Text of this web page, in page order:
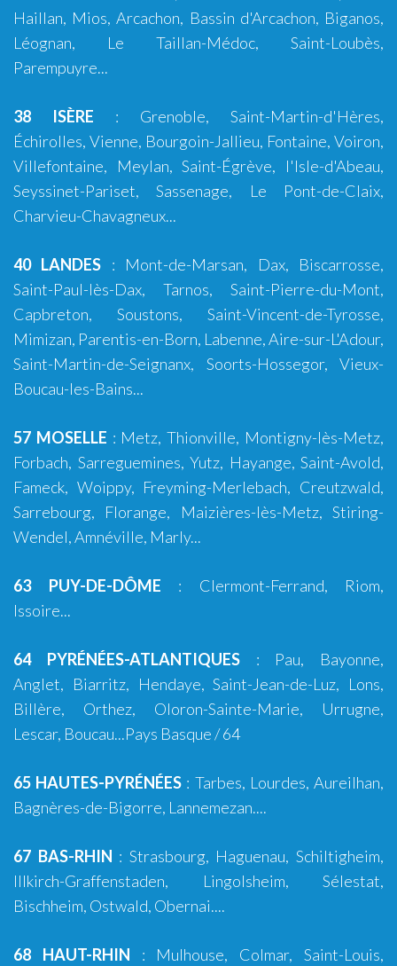
Haillan, Mios,Arcachon, Bassin d'Arcachon, Biganos,
Léognan, Le Taillan-Médoc, Saint-Loubès,
Parempuyre...
38 ISÈRE : Grenoble, Saint-Martin-d'Hères,
Échirolles, Vienne, Bourgoin-Jallieu, Fontaine, Voiron,
Villefontaine, Meylan, Saint-Égrève, l'Isle-d'Abeau,
Seyssinet-Pariset, Sassenage, Le Pont-de-Claix,
Charvieu-Chavagneux...
40 LANDES : Mont-de-Marsan, Dax, Biscarrosse,
Saint-Paul-lès-Dax, Tarnos, Saint-Pierre-du-Mont,
Capbreton, Soustons, Saint-Vincent-de-Tyrosse,
Mimizan, Parentis-en-Born, Labenne,Aire-sur-L'Adour,
Saint-Martin-de-Seignanx, Soorts-Hossegor, Vieux-
Boucau-les-Bains...
57 MOSELLE : Metz,Thionville, Montigny-lès-Metz,
Forbach, Sarreguemines, Yutz, Hayange, Saint-Avold,
Fameck, Woippy, Freyming-Merlebach, Creutzwald,
Sarrebourg, Florange, Maizières-lès-Metz, Stiring-
Wendel, Amnéville, Marly...
63 PUY-DE-DÔME : Clermont-Ferrand, Riom,
Issoire...
64 PYRÉNÉES-ATLANTIQUES: Pau, Bayonne,
Anglet, Biarritz, Hendaye,Saint-Jean-de-Luz, Lons,
Billère, Orthez, Oloron-Sainte-Marie, Urrugne,
Lescar, Boucau...Pays Basque/ 64
65 HAUTES-PYRÉNÉES : Tarbes, Lourdes, Aureilhan,
Bagnères-de-Bigorre, Lannemezan....
67 BAS-RHIN : Strasbourg, Haguenau,Schiltigheim,
Illkirch-Graffenstaden, Lingolsheim, Sélestat,
Bischheim, Ostwald, Obernai....
68 HAUT-RHIN : Mulhouse, Colmar,Saint-Louis,